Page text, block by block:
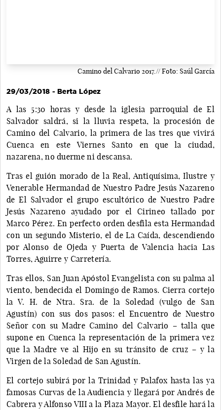
Camino del Calvario 2017.// Foto: Saúl García
29/03/2018 - Berta López
A las 5:30 horas y desde la iglesia parroquial de El
Salvador saldrá, si la lluvia respeta, la procesión de
Camino del Calvario, la primera de las tres que vivirá
Cuenca en este Viernes Santo en que la ciudad,
nazarena, no duerme ni descansa.
Tras el guión morado de la Real, Antiquísima, Ilustre y
Venerable Hermandad de Nuestro Padre Jesús Nazareno
de El Salvador el grupo escultórico de Nuestro Padre
Jesús Nazareno ayudado por el Cirineo tallado por
Marco Pérez. En perfecto orden desfila esta Hermandad
con un segundo Misterio, el de La Caída, descendiendo
por Alonso de Ojeda y Puerta de Valencia hacia Las
Torres, Aguirre y Carretería.
Tras ellos, San Juan Apóstol Evangelista con su palma al
viento, bendecida el Domingo de Ramos. Cierra cortejo
la V. H. de Ntra. Sra. de la Soledad (vulgo de San
Agustín) con sus dos pasos: el Encuentro de Nuestro
Señor con su Madre Camino del Calvario – talla que
supone en Cuenca la representación de la primera vez
que la Madre ve al Hijo en su tránsito de cruz – y la
Virgen de la Soledad de San Agustín.
El cortejo subirá por la Trinidad y Palafox hasta las ya
famosas Curvas de la Audiencia y llegará por Andrés de
Cabrera y Alfonso VIII a la Plaza Mayor. El desfile hará la